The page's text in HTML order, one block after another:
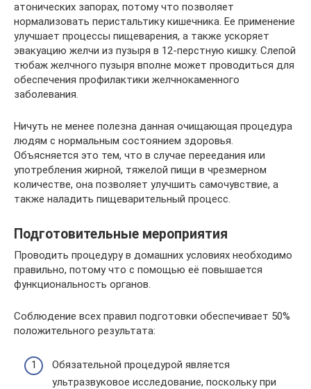
атонических запорах, потому что позволяет
нормализовать перистальтику кишечника. Ее применение
улучшает процессы пищеварения, а также ускоряет
эвакуацию желчи из пузыря в 12-перстную кишку. Слепой
тюбаж желчного пузыря вполне может проводиться для
обеспечения профилактики желчнокаменного
заболевания.
Ничуть не менее полезна данная очищающая процедура
людям с нормальным состоянием здоровья.
Объясняется это тем, что в случае переедания или
употребления жирной, тяжелой пищи в чрезмерном
количестве, она позволяет улучшить самочувствие, а
также наладить пищеварительный процесс.
Подготовительные мероприятия
Проводить процедуру в домашних условиях необходимо
правильно, потому что с помощью её повышается
функциональность органов.
Соблюдение всех правил подготовки обеспечивает 50%
положительного результата:
Обязательной процедурой является
ультразвуковое исследование, поскольку при